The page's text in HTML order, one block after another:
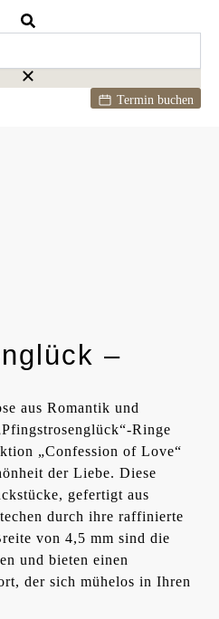
Termin buchen
–
aus Romantik und
Ringe
„Confession of Love“
der Liebe. Diese
gefertigt aus
durch ihre raffinierte
von 4,5 mm sind die
und bieten einen
der sich mühelos in Ihren